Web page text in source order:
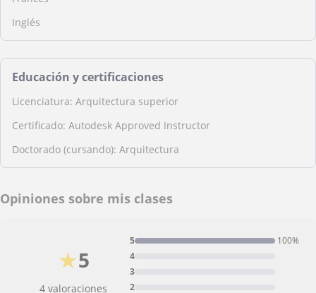
Inglés
Educación y certificaciones
Licenciatura: Arquitectura superior
Certificado: Autodesk Approved Instructor
Doctorado (cursando): Arquitectura
Opiniones sobre mis clases
5
★
4 valoraciones 2
3
4
5 100%